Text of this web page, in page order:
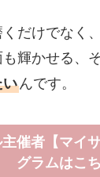
だけでなく
輝かせる、
いんです。
催者【マイ
グラムはこ